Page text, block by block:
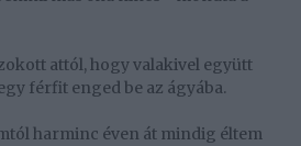
attól, hogy valakivel együtt
férfit enged be az ágyába.
harminc éven át mindig éltem